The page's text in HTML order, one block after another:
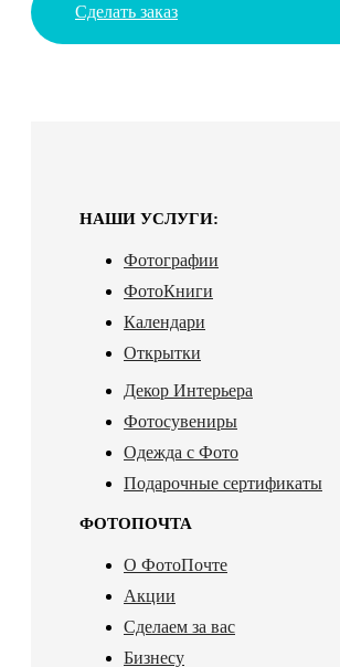
Сделать заказ
НАШИ УСЛУГИ:
Фотографии
ФотоКниги
Календари
Открытки
Декор Интерьера
Фотосувениры
Одежда с Фото
Подарочные сертификаты
ФОТОПОЧТА
О ФотоПочте
Акции
Сделаем за вас
Бизнесу